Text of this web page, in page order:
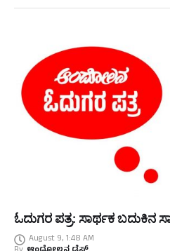
ಓದುಗರ ಪತ್ರ: ಸಾರ್ಥಕ ಬದುಕಿನ
August 9, 1:48 AM